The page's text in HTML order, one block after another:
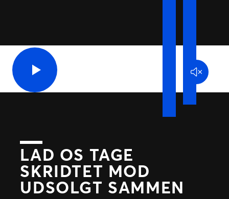
LAD OS TAGE
SKRIDTET MOD
UDSOLGT SAMMEN